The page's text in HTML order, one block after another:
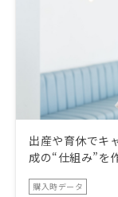
出産や育休でキ
成の“仕組み”を
購入時データ